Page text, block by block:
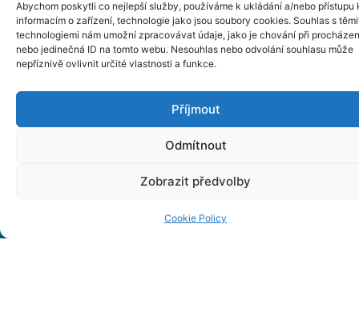
Abychom poskytli co nejlepší služby, používáme k ukládání a/nebo přístupu
informacím o zařízení, technologie jako jsou soubory cookies. Souhlas s
technologiemi nám umožní zpracovávat údaje, jako je chování při
nebo jedinečná ID na tomto webu. Nesouhlas nebo odvolání souhlasu může
nepříznivě ovlivnit určité vlastnosti a funkce.
Příjmout
Odmítnout
Zobrazit předvolby
Cookie Policy
informace
s.
marketingové soubory
cookie a povolte tento
obsah